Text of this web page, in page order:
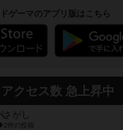
ゲーマのアプリ版はこちら
アクセス数 急上昇中
さがし
2件の投稿